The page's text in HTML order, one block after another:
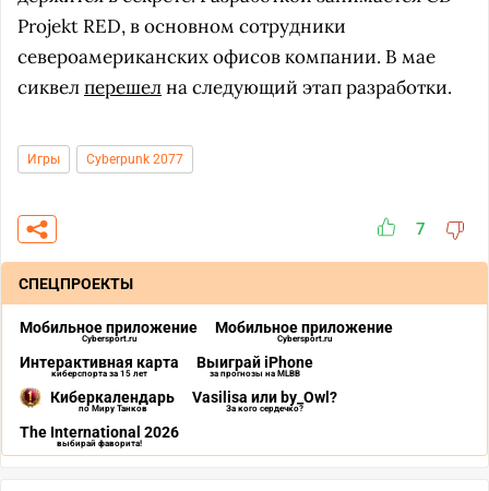
Projekt RED, в основном сотрудники
североамериканских офисов компании. В мае
сиквелперешелна следующий этап разработки.
Игры Cyberpunk 2077
7
СПЕЦПРОЕКТЫ
Мобильное приложение
Cybersport.ru
Мобильное приложение
Cybersport.ru
Интерактивная карта
киберспорта за 15 лет
Выиграй iPhone
за прогнозы на MLBB
Киберкалендарь
по Миру Танков
Vasilisa или by_Owl?
За кого сердечко?
The International 2026
выбирай фаворита!